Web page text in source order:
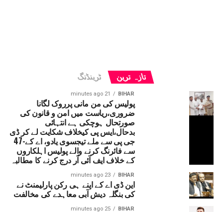
تازہ ترین ٹرینڈنگ
BIHAR
21 minutes ago
پولیس کی من مانی پرروک لگانا
ضروری،ریاست میں امن و قانون کی
صورتحال ہوچکی ہے انتہائی
بدحال،ایس پی کیخلاف شکایت لے کر ڈی
جی پی سے ملے تیجسوی یادو، اے کے-47
سے فائرنگ کرنے والے پولیس اہلکاروں
کے خلاف ایف آئی آر درج کرنے کا مطالبہ
BIHAR
23 minutes ago
این ڈی اے کے اپنے ہی رکن پارلیمنٹ نے
کی بنگلہ دیش آبی معاہدے کی مخالفت
BIHAR
25 minutes ago